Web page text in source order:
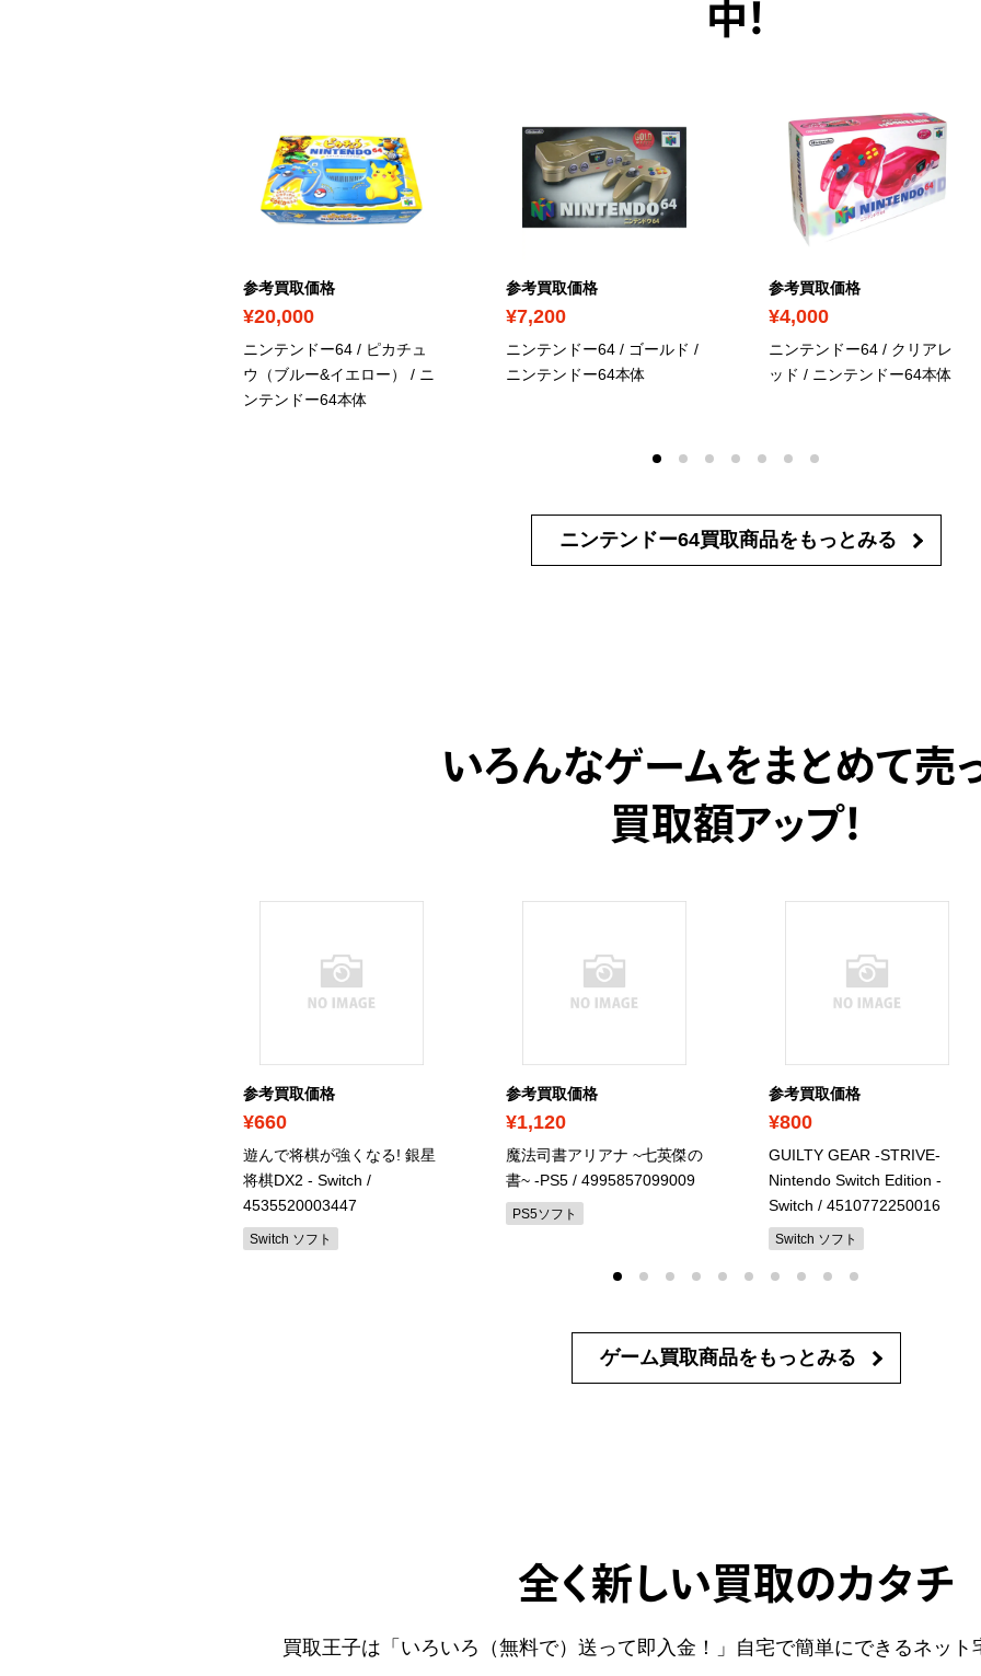
中！
参考買取価格
¥20,000
ニンテンドー64 / ピカチュ
ウ（ブルー&イエロー）
/ ニ
ンテンドー64本体
参考買取価格
¥7,200
ニンテンドー64 / ゴールド /
ニンテンドー64本体
参考買取価格
¥4,000
ニンテンドー64 / クリアレ
ッド / ニンテンドー64本体
ニンテンドー64買取商品を もっとみる
いろんなゲームをまとめて売
買取額アップ！
参考買取価格
¥660
遊んで将棋が強くなる! 銀星
将棋DX2 - Switch /
4535520003447
Switch ソフト
参考買取価格
¥1,120
魔法司書アリアナ ~七英傑の
書~ -PS5 / 4995857099009
PS5ソフト
参考買取価格
¥800
GUILTY GEAR -STRIVE-
Nintendo Switch Edition -
Switch / 4510772250016
Switch ソフト
ゲーム買取商品を もっとみる
全く新しい買取のカタチ
買取王子は「いろいろ（無料で）送って即入金！」自宅で簡単にできるネッ